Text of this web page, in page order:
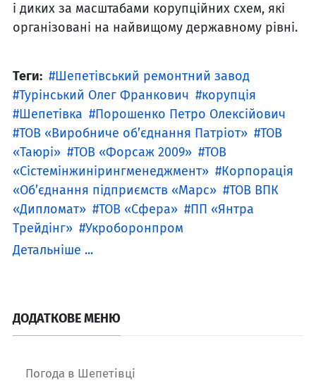
і диких за масштабами корупційних схем, які
організовані на найвищому державному рівні.
Теги:
Шепетівський ремонтний завод
Турінський Олег Франкович
корупція
Шепетівка
Порошенко Петро Олексійович
ТОВ «Виробниче об’єднання Патріот»
ТОВ
«Таюрі»
ТОВ «Форсаж 2009»
ТОВ
«Сістемінжинірингменеджмент»
Корпорація
«Об’єднання підприємств «Марс»
ТОВ ВПК
«Дипломат»
ТОВ «Сфера»
ПП «Янтра
Трейдінг»
Укроборонпром
Детальніше ...
ДОДАТКОВЕ МЕНЮ
Погода в Шепетівці